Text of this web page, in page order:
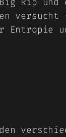
versucht